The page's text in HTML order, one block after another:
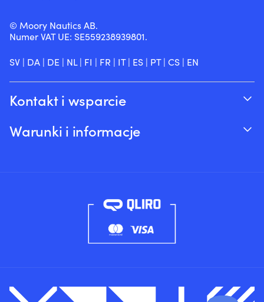
© Moory Nautics AB.
Numer VAT UE: SE559238939801.
SV | DA | DE | NL| FI | FR | IT| ES | PT| CS | EN
Kontakt i wsparcie
Wyślij nam e-mail na adres info@moory.pl
Warunki i informacje
Zwroty i refundacje
Warunki sprzedaży
Polityka prywatności